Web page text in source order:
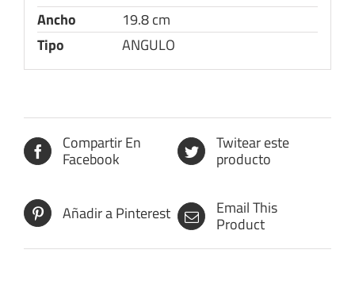
Ancho
19.8 cm
Tipo
ANGULO
Compartir En
Facebook
Twitear este
producto
Añadir a Pinterest Email This
Product